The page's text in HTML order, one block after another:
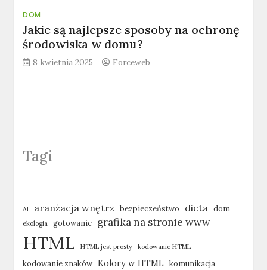
DOM
Jakie są najlepsze sposoby na ochronę
środowiska w domu?
8 kwietnia 2025 Forceweb
Tagi
AI aranżacja wnętrz bezpieczeństwo dieta dom
ekologia gotowanie grafika na stronie www
HTML HTML jest prosty kodowanie HTML
kodowanie znaków Kolory w HTML komunikacja